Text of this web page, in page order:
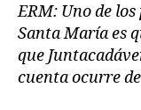
ERM: Uno de
Santa María es
que
cuenta ocurre